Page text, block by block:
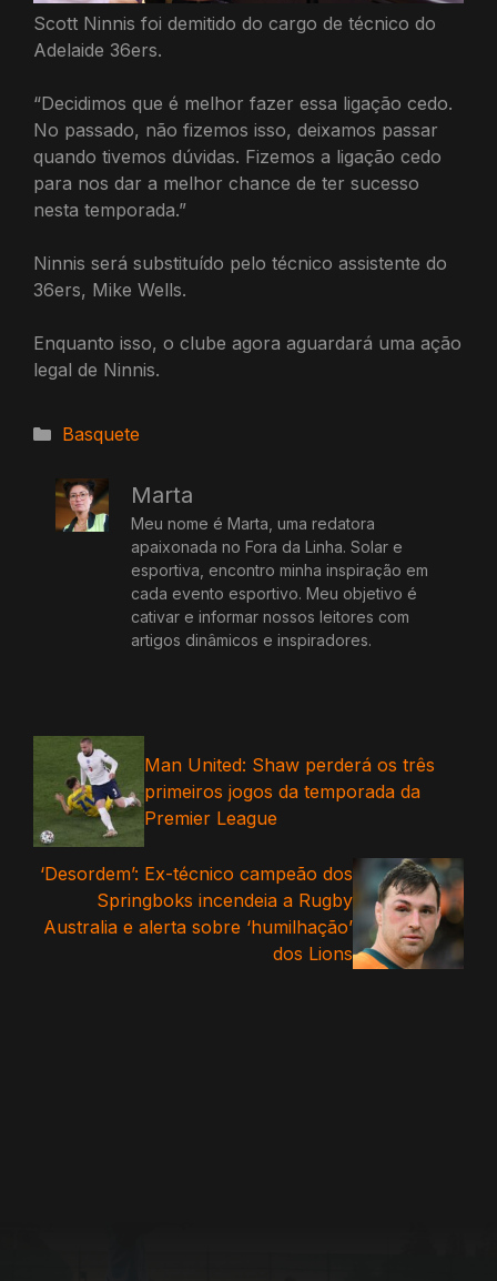
Scott Ninnis foi demitido do cargo de técnico do
Adelaide 36ers.
“Decidimos que é melhor fazer essa ligação cedo.
No passado, não fizemos isso, deixamos passar
quando tivemos dúvidas. Fizemos a ligação cedo
para nos dar a melhor chance de ter sucesso
nesta temporada.”
Ninnis será substituído pelo técnico assistente do
36ers, Mike Wells.
Enquanto isso, o clube agora aguardará uma ação
legal de Ninnis.
Categorias
Basquete
Marta
Meu nome é Marta, uma redatora
apaixonada no Fora da Linha. Solar e
esportiva, encontro minha inspiração em
cada evento esportivo. Meu objetivo é
cativar e informar nossos leitores com
artigos dinâmicos e inspiradores.
Man United: Shaw perderá os três
primeiros jogos da temporada da
Premier League
‘Desordem’: Ex-técnico campeão dos
Springboks incendeia a Rugby
Australia e alerta sobre ‘humilhação’
dos Lions